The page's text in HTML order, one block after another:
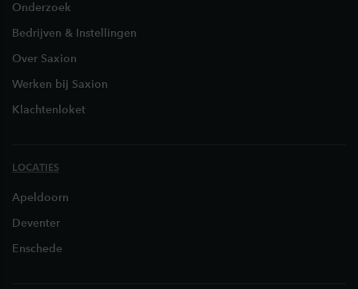
Onderzoek
Bedrijven & Instellingen
Over Saxion
Werken bij Saxion
Klachtenloket
LOCATIES
Apeldoorn
Deventer
Enschede